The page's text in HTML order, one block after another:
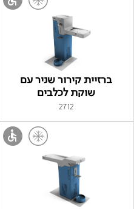
ברזיית קירור שניר עם
שוקת לכלבים
2712